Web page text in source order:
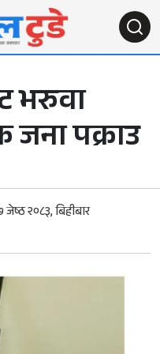
भरुवा
पक्राउ
जेष्ठ २०८३, बिहीबार